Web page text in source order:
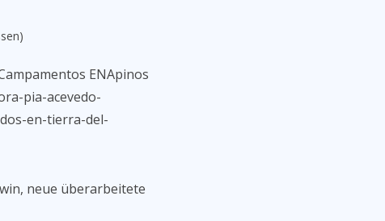
ENApinos
pia-acevedo-
en-tierra-del-
neue überarbeitete